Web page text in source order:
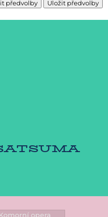
předvolby Uložit předvolby